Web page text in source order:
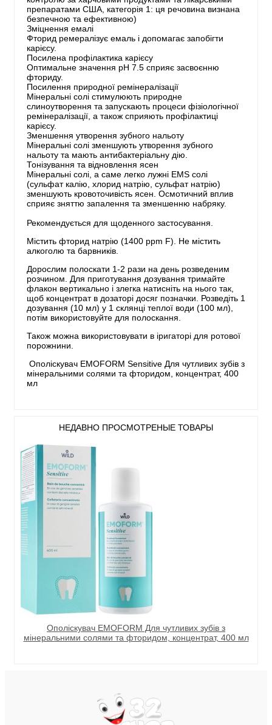
препаратами США, категорія 1: ця речовина визнана
безпечною та ефективною)
Зміцнення емалі
Фторид ремералізує емаль і допомагає запобігти
карієсу.
Посилена профілактика карієсу
Оптимальне значення рН 7.5 сприяє засвоєнню
фториду.
Посилення природної ремінералізації
Мінеральні солі стимулюють природне
слиноутворення та запускають процеси фізіологічної
ремінералізації, а також сприяють профілактиці
карієсу.
Зменшення утворення зубного нальоту
Мінеральні солі зменшують утворення зубного
нальоту та мають антибактеріальну дію.
Тонізування та відновлення ясен
Мінеральні солі, а саме легко лужні EMS солі
(сульфат калію, хлорид натрію, сульфат натрію)
зменшують кровоточивість ясен. Осмотичний вплив
сприяє зняттю запалення та зменшенню набряку.
Рекомендується для щоденного застосування.
Містить фторид натрію (1400 ppm F). Не містить
алкоголю та барвників.
Дорослим полоскати 1-2 рази на день розведеним
розчином. Для приготування дозування тримайте
флакон вертикально і злегка натисніть на нього так,
щоб концентрат в дозаторі досяг позначки. Розведіть 1
дозування (10 мл) у 1 склянці теплої води (100 мл),
потім використовуйте для полоскання.
Також можна використовувати в іригаторі для ротової
порожнини.
Ополіскувач EMOFORM Sensitive Для чутливих зубів з
мінеральними солями та фторидом, концентрат, 400
мл
НЕДАВНО ПРОСМОТРЕНЫЕ ТОВАРЫ
Ополіскувач EMOFORM Для чутливих зубів з
мінеральними солями та фторидом, концентрат, 400 мл